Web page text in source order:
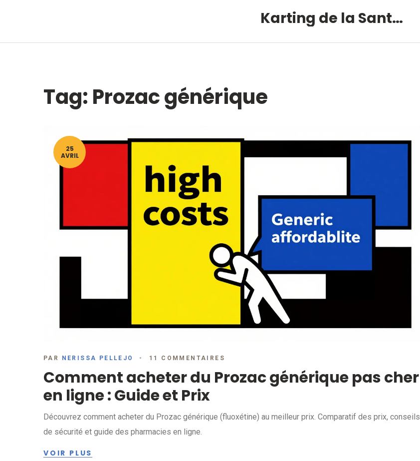
Karting de la Santé – Montalivet
Tag: Prozac générique
25
AVRIL
PAR NERISSA PELLEJO 11 COMMENTAIRES
Comment acheter du Prozac générique pas cher
en ligne : Guide et Prix
Découvrez comment acheter du Prozac générique (fluoxétine) au meilleur prix. Comparatif des prix, conseils
de sécurité et guide des pharmacies en ligne.
VOIR PLUS